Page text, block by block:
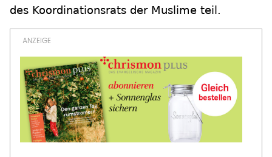
des Koordinationsrats der Muslime teil.